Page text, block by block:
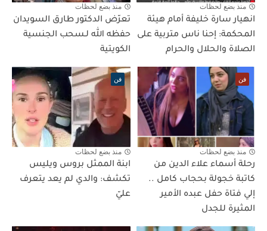
منذ بضع لحظات
انهيار سارة خليفة أمام هيئة
المحكمة: إحنا ناس متربية على
الصلاة والحلال والحرام
منذ بضع لحظات
تعرّض الدكتور طارق السويدان
حفظه الله لـسحب الجنسية
الكويتية
فن
منذ بضع لحظات
رحلة أسماء علاء الدين من
كاتبة خجولة بحجاب كامل ..
إلي فتاة حفل عبده الأمير
المثيرة للجدل
فن
منذ بضع لحظات
ابنة الممثل بروس ويليس
تكشف: والدي لم يعد يتعرف
عليّ